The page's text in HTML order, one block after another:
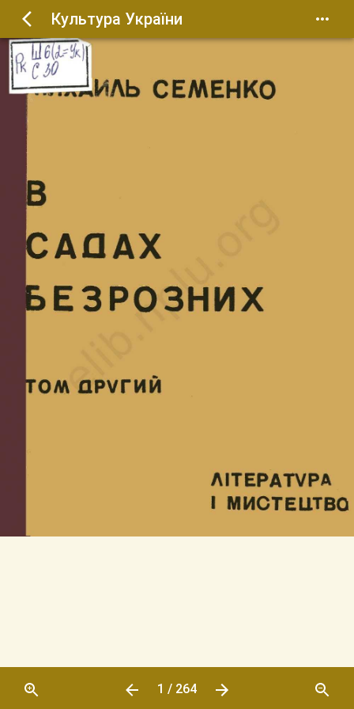
Культура України
1 / 264